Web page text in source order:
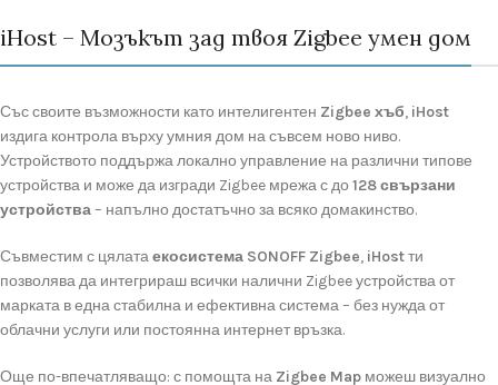
iHost – Мозъкът зад твоя Zigbee умeн дом
Съссвоите възможности като интелигентен Zigbee хъб, iHost
издига контрола върхуумния дом насъвсем ново ниво.
Устройството поддържалокално управление на различни типове
устройства и може да изгради Zigbee мрежасдо 128свързани
устройства– напълно достатъчно за всяко домакинство.
Съвместим с цялатаекосистема SONOFF Zigbee, iHostти
позволявада интегрираш всички налични Zigbeeустройстваот
марката веднастабилна и ефективнасистема – без нуждаот
облачни услуги или постоянна интернет връзка.
Още по-впечатляващо: с помощта на Zigbee Map можеш визуално